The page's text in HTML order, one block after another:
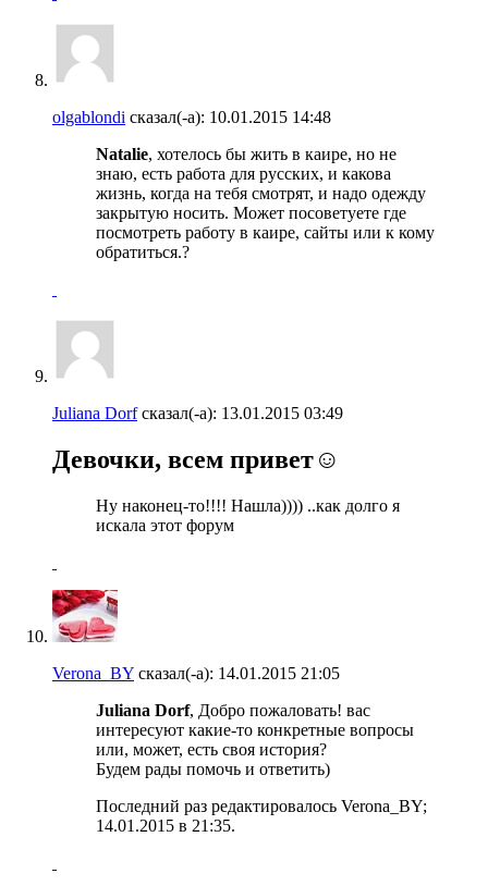
olgablondi сказал(-а): 10.01.2015 14:48
Natalie, хотелось бы жить в каире, но не
знаю, есть работа для русских, и какова
жизнь, когда на тебя смотрят, и надо одежду
закрытую носить. Может посоветуете где
посмотреть работу в каире, сайты или к кому
обратиться.?
Juliana Dorfсказал(-а): 13.01.2015 03:49
Девочки, всем привет☺️
Ну наконец-то!!!! Нашла)))) ..как долго я
искала этот форум
Verona_BY сказал(-а): 14.01.2015 21:05
Juliana Dorf, Добро пожаловать! вас
интересуют какие-то конкретные вопросы
или, может, есть своя история?
Будем рады помочь и ответить)
Последний раз редактировалось Verona_BY;
14.01.2015 в 21:35.